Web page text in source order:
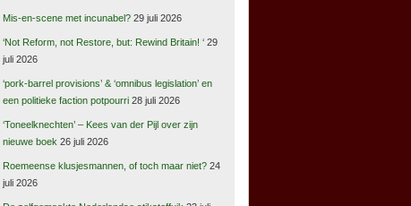
Mis-en-scene met incunabel? 29 juli 2026
‘Not Reform, not Restore, but: Rewind Britain! ‘ 29
juli 2026
‘pork-barrel provisions’ & ‘omnibus legislation’ en
een politieke faction potpourri 28 juli 2026
‘Toneelknechten’ – Kees van der Pijl over zijn
nieuwe boek 26 juli 2026
Roemeense klusjesmannen, of toch maar niet? 24
juli 2026